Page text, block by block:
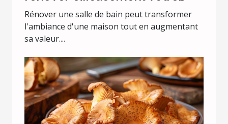
salle de bain
Rénover une salle de bain peut transformer
l'ambiance d'une maison tout en augmentant
sa valeur....